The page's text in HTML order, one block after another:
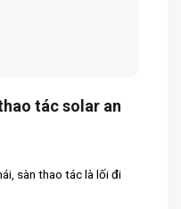
tác solar an
sàn thao tác là lối đi